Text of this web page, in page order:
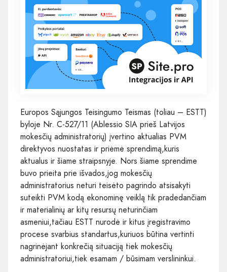
Europos Sąjungos Teisingumo Teismas (toliau – ESTT)
byloje Nr. C‑527/11 (Ablessio SIA prieš Latvijos
mokesčių administratorių) įvertino aktualias PVM
direktyvos nuostatas ir priėmė sprendimą,kuris
aktualus ir šiame straipsnyje. Nors šiame sprendime
buvo prieita prie išvados,jog mokesčių
administratorius neturi teisėto pagrindo atsisakyti
suteikti PVM kodą ekonominę veiklą tik pradedančiam
ir materialinių ar kitų resursų neturinčiam
asmeniui,tačiau ESTT nurodė ir kitus įregistravimo
procese svarbius standartus,kuriuos būtina vertinti
nagrinėjant konkrečią situaciją tiek mokesčių
administratoriui,tiek esamam / būsimam verslininkui.